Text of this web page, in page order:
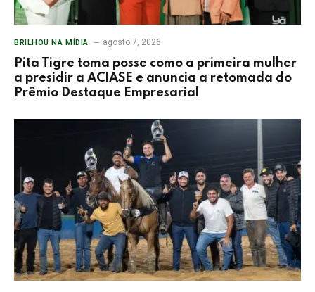
BRILHOU NA MÍDIA agosto 7, 2026
Pita Tigre toma posse como a primeira mulher
a presidir a ACIASE e anuncia a retomada do
Prêmio Destaque Empresarial